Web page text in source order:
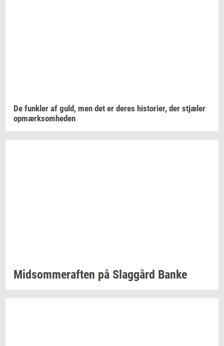
De funk­ler af guld, men det er deres hi­sto­ri­er, der stjæ­ler
op­mærk­som­he­den
Mid­som­mer­af­ten på Slag­gård Banke